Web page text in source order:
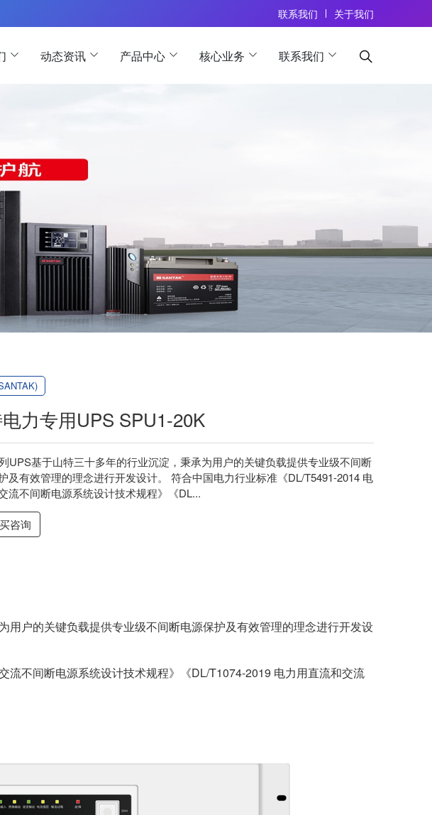
联系我们 关于我们
动态资讯 产品中心 核心业务 联系我们
力专用UPS SPU1-20K
UPS基于山特三十多年的行业沉淀，秉承为用户的关键负载提供专业级不间断
及有效管理的理念进行开发设计。 符合中国电力行业标准《DL/T5491-2014 电
流不间断电源系统设计技术规程》《DL...
咨询
户的关键负载提供专业级不间断电源保护及有效管理的理念进行开发设
流不间断电源系统设计技术规程》《DL/T1074-2019 电力用直流和交流